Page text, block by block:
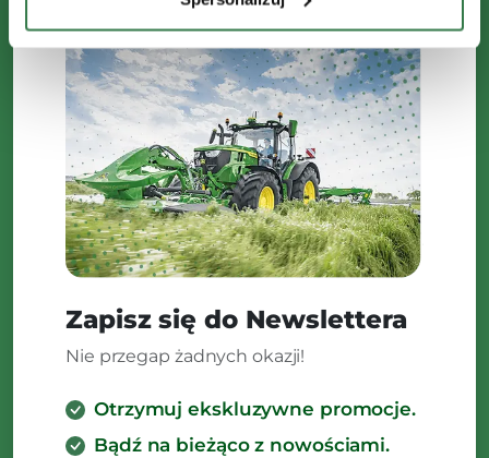
Zapisz się do Newslettera
Nie przegap żadnych okazji!
Otrzymuj ekskluzywne promocje.
Bądź na bieżąco z nowościami.